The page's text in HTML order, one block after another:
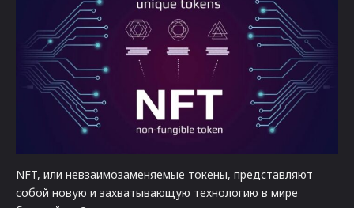
NFT, или невзаимозаменяемые токены, представляют
собой новую и захватывающую технологию в мире